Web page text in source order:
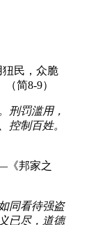
狃民，众脆
简8-9）
刑罚滥用，
控制百姓。
《邦家之
同看待强盗
已尽，道德